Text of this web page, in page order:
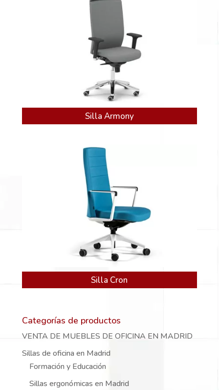
Silla Armony
Silla Cron
Categorías de productos
VENTA DE MUEBLES DE OFICINA EN MADRID
Sillas de oficina en Madrid
Formación y Educación
Sillas ergonómicas en Madrid